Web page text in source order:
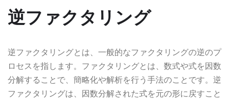
逆ファクタリング
逆ファクタリングとは、一般的なファクタリングの逆のプ
ロセスを指します。ファクタリングとは、数式や式を因数
分解することで、簡略化や解析を行う手法のことです。逆
ファクタリングは、因数分解された式を元の形に戻すこと